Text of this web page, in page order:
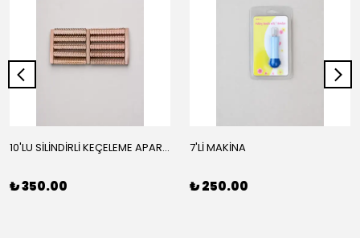
10'LU SİLİNDİRLİ KEÇELEME APARATI
₺ 350.00
7'Lİ MAKİNA
₺ 250.00